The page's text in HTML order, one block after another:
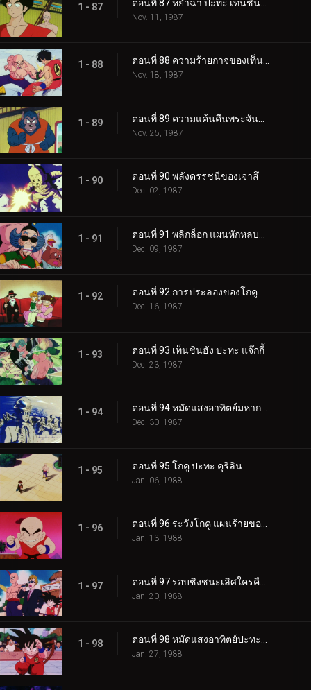
1 - 87
Nov. 11, 1987
1 - 88 ตอนที่ 88 ความร้ายกาจของเท็นชินฮัง
Nov. 18, 1987
1 - 89
Nov. 25, 1987
1 - 90 ตอนที่ 90 พลังดรรชนีของเจาสึ
Dec. 02, 1987
1 - 91
Dec. 09, 1987
1 - 92 ตอนที่ 92 การประลองของโกคู
Dec. 16, 1987
1 - 93 ตอนที่ 93 เท็นชินฮัง ปะทะ แจ๊กกี้
Dec. 23, 1987
1 - 94 ตอนที่ 94 หมัดแสงอาทิตย์มหากาฬ
Dec. 30, 1987
1 - 95 ตอนที่ 95 โกคู ปะทะ คุริลิน
Jan. 06, 1988
1 - 96 ตอนที่ 96 ระวังโกคู แผนร้ายของคุริลิน
Jan. 13, 1988
1 - 97
Jan. 20, 1988
1 - 98 ตอนที่ 98 หมัดแสงอาทิตย์ปะทะพลังขั้นต่อสู้
Jan. 27, 1988